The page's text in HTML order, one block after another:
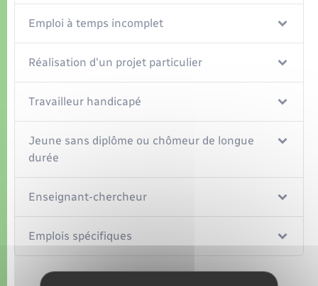
Emploi à temps incomplet
Réalisation d'un projet particulier
Travailleur handicapé
Jeune sans diplôme ou chômeur de longue
durée
Enseignant-chercheur
Emplois spécifiques